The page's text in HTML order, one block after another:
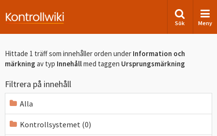
Sök Meny
Hittade 1 träff som innehåller orden under Information och
märkning av typ Innehållmed taggen Ursprungsmärkning
Filtrera på innehåll
Alla
Kontrollsystemet (0)